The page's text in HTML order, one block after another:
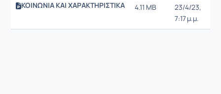
ΚΟΙΝΩΝΙΑ ΚΑΙ ΧΑΡΑΚΤΗΡΙΣΤΙΚΑ 4.11 MB
23/4/23,
7:17 μ.μ.